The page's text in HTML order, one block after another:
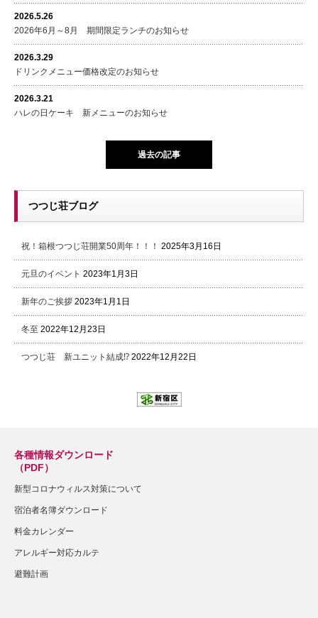
2026.5.26
2026年6月～8月 期間限定ランチのお知らせ
2026.3.29
ドリンクメニュー価格改定のお知らせ
2026.3.21
ハレの日ケーキ 新メニューのお知らせ
過去の記事
つつじ荘ブログ
祝！箱根つつじ荘開業50周年！！！ 2025年3月16日
元旦のイベント 2023年1月3日
新年のご挨拶 2023年1月1日
冬至 2022年12月23日
つつじ荘 新ユニット結成⁉ 2022年12月22日
各種情報ダウンロード
（PDF）
新型コロナウィルス対策について
宿泊者名簿ダウンロード
料金カレンダー
アレルギー対応カルテ
避難計画